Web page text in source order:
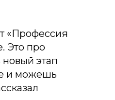
«Профессия
Это про
этап
и можешь